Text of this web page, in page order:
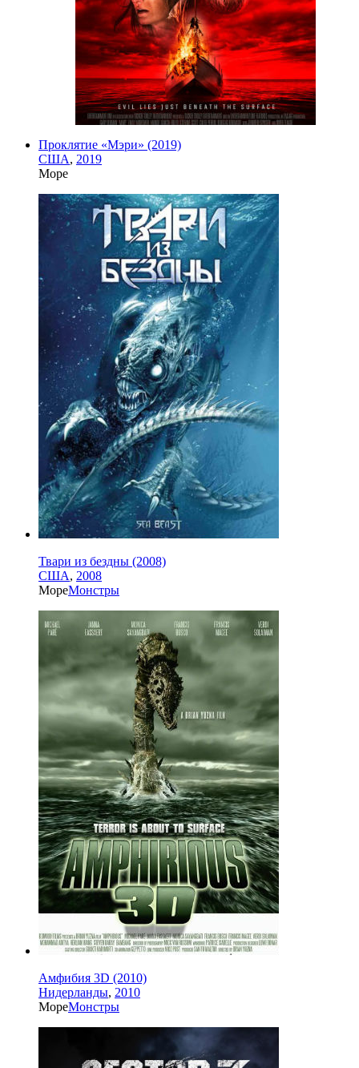
Проклятие «Мэри» (2019)
США, 2019
Море
Твари из бездны (2008)
США, 2008
МореМонстры
Амфибия 3D (2010)
Нидерланды, 2010
МореМонстры